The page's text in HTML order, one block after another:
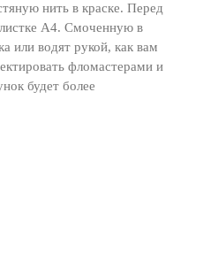
нить в краске. Перед
А4. Смоченную в
или водят рукой, как вам
фломастерами и
будет более